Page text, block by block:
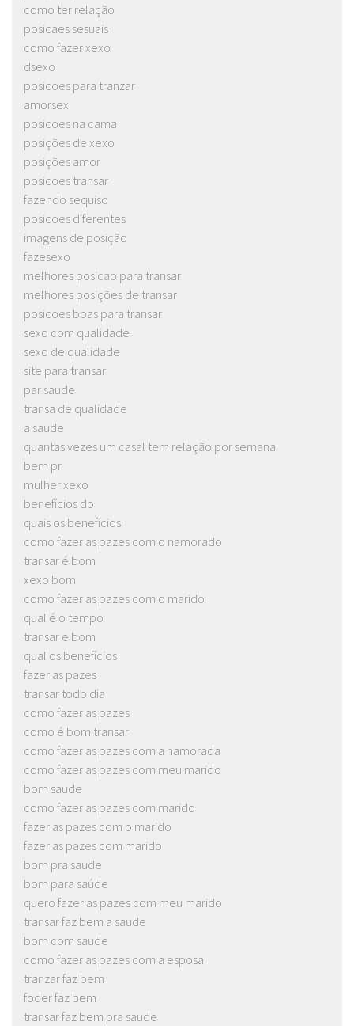
como ter relação
posicaes sesuais
como fazer xexo
dsexo
posicoes para tranzar
amorsex
posicoes na cama
posições de xexo
posições amor
posicoes transar
fazendo sequiso
posicoes diferentes
imagens de posição
fazesexo
melhores posicao para transar
melhores posições de transar
posicoes boas para transar
sexo com qualidade
sexo de qualidade
site para transar
par saude
transa de qualidade
a saude
quantas vezes um casal tem relação por semana
bem pr
mulher xexo
benefícios do
quais os benefícios
como fazer as pazes com o namorado
transar é bom
xexo bom
como fazer as pazes com o marido
qual é o tempo
transar e bom
qual os benefícios
fazer as pazes
transar todo dia
como fazer as pazes
como é bom transar
como fazer as pazes com a namorada
como fazer as pazes com meu marido
bom saude
como fazer as pazes com marido
fazer as pazes com o marido
fazer as pazes com marido
bom pra saude
bom para saúde
quero fazer as pazes com meu marido
transar faz bem a saude
bom com saude
como fazer as pazes com a esposa
tranzar faz bem
foder faz bem
transar faz bem pra saude